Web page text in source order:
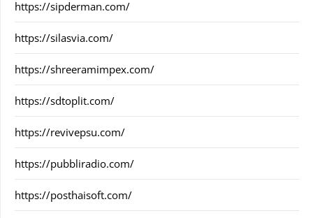
https://sipderman.com/
https://silasvia.com/
https://shreeramimpex.com/
https://sdtoplit.com/
https://revivepsu.com/
https://pubbliradio.com/
https://posthaisoft.com/